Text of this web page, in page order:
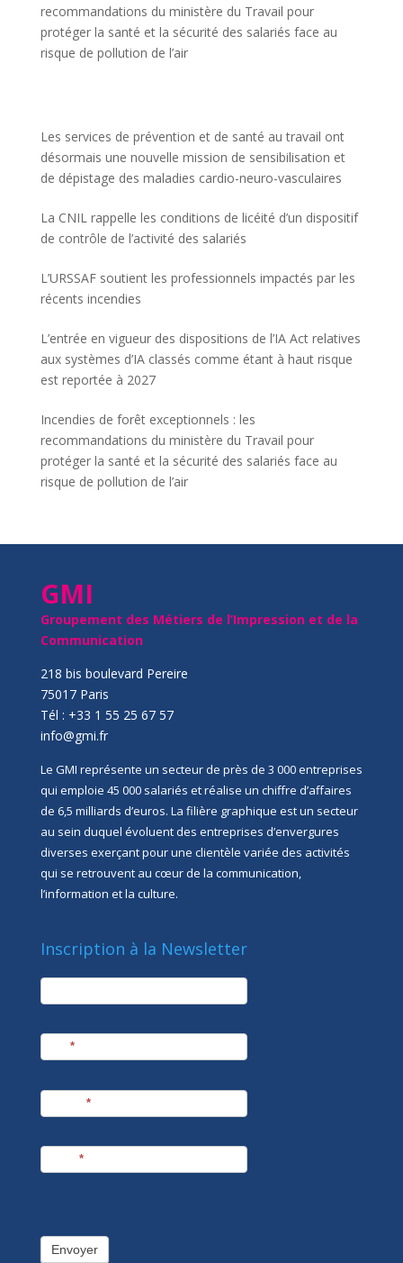
recommandations du ministère du Travail pour
protéger la santé et la sécurité des salariés face au
risque de pollution de l’air
Les services de prévention et de santé au travail ont
désormais une nouvelle mission de sensibilisation et
de dépistage des maladies cardio-neuro-vasculaires
La CNIL rappelle les conditions de licéité d’un dispositif
de contrôle de l’activité des salariés
L’URSSAF soutient les professionnels impactés par les
récents incendies
L’entrée en vigueur des dispositions de l’IA Act relatives
aux systèmes d’IA classés comme étant à haut risque
est reportée à 2027
Incendies de forêt exceptionnels : les
recommandations du ministère du Travail pour
protéger la santé et la sécurité des salariés face au
risque de pollution de l’air
GMI
Groupement des Métiers de l’Impression et de la
Communication
218 bis boulevard Pereire
75017 Paris
Tél : +33 1 55 25 67 57
info@gmi.fr
Le GMI représente un secteur de près de 3 000 entreprises
qui emploie 45 000 salariés et réalise un chiffre d’affaires
de 6,5 milliards d’euros. La filière graphique est un secteur
au sein duquel évoluent des entreprises d’envergures
diverses exerçant pour une clientèle variée des activités
qui se retrouvent au cœur de la communication,
l’information et la culture.
Inscription à la Newsletter
newsletter
*
*
*
Envoyer